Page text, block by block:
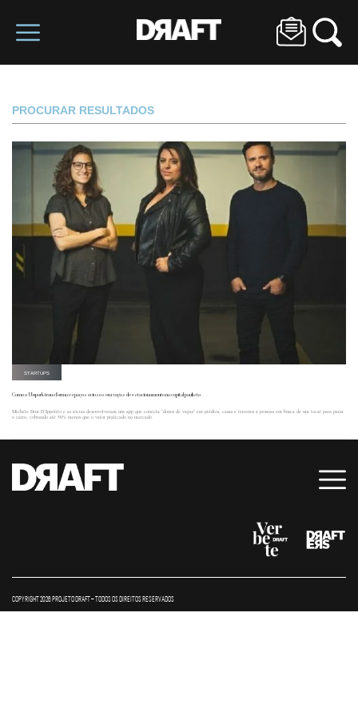
PROCURAR RESULTADOS
STARTUPS
Como a Unpark transforma espaços ociosos em vagas de estacionamento na capital paulista
Michele Dim D’Ippolito e as sócias desenvolveram um app que conecta "donos de vagas" em prédios, casas e terrenos a pessoas em busca de um local para parar
o carro, cobrando até 50% menos que o valor praticado no mercado.
COPYRIGHT 2026 PROJETO DRAFT – TODOS OS DIREITOS RESERVADOS